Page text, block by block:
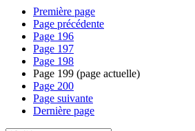
Première page
Page précédente
Page 196
Page 197
Page 198
Page 199 (page actuelle)
Page 200
Page suivante
Dernière page